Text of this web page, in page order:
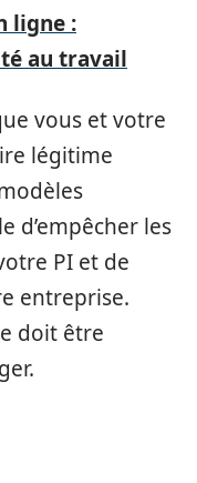
ligne :
au travail
vous et votre
légitime
d’empêcher les
PI et de
entreprise.
doit être